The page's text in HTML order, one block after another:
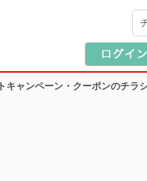
キャンペーン・クーポンのチラ